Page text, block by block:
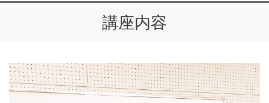
講座内容